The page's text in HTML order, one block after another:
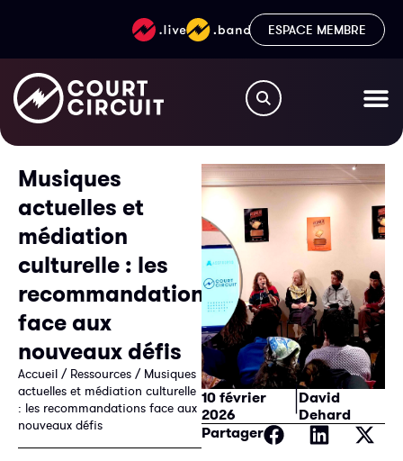
ESPACE MEMBRE
Musiques
actuelles et
médiation
culturelle : les
recommandations
face aux
nouveaux défis
Accueil / Ressources / Musiques
actuelles et médiation culturelle
: les recommandations face aux
nouveaux défis
10 février
2026
|David
Dehard
Partager